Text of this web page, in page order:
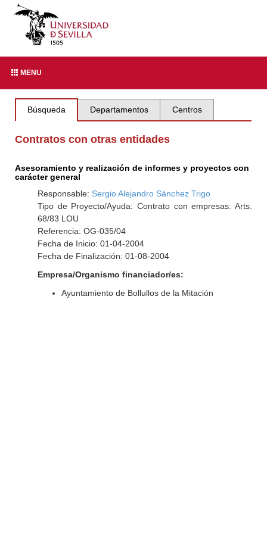
MENU
Búsqueda Departamentos Centros
Contratos con otras entidades
Asesoramiento y realización de informes y proyectos con
carácter general
Responsable: Sergio Alejandro Sánchez Trigo
Tipo de Proyecto/Ayuda: Contrato con empresas: Arts.
68/83 LOU
Referencia: OG-035/04
Fecha de Inicio: 01-04-2004
Fecha de Finalización: 01-08-2004
Empresa/Organismo financiador/es:
Ayuntamiento de Bollullos de la Mitación